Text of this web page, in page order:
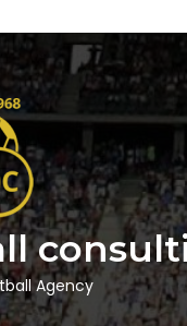
Agency